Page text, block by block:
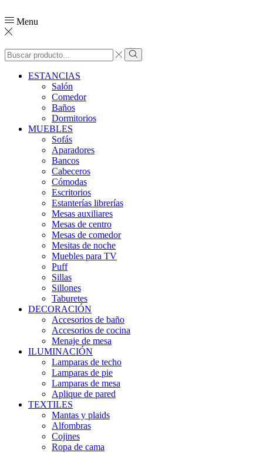
Menu
ESTANCIAS
Salón
Comedor
Baños
Dormitorios
MUEBLES
Sofás
Aparadores
Bancos
Cabeceros
Cómodas
Escritorios
Estanterías librerías
Mesas auxiliares
Mesas de centro
Mesas de comedor
Mesitas de noche
Muebles para TV
Puff
Sillas
Sillones
Taburetes
DECORACIÓN
Accesorios de baño
Accesorios de cocina
Menaje de mesa
ILUMINACIÓN
Lamparas de techo
Lamparas de pie
Lamparas de mesa
Aplique de pared
TEXTILES
Mantas y plaids
Alfombras
Cojines
Ropa de cama